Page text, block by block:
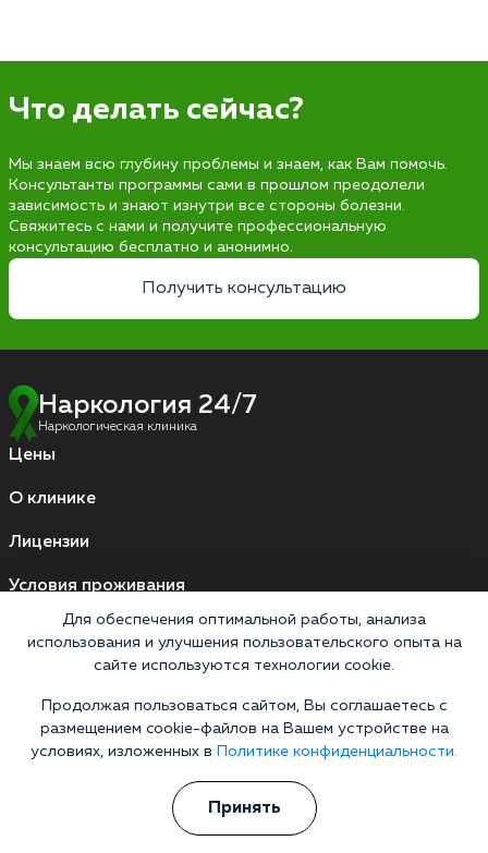
Что делать сейчас?
Мы знаем всю глубину проблемы и знаем, как Вам помочь.
Консультанты программы сами в прошлом преодолели
зависимость и знают изнутри все стороны болезни.
Свяжитесь с нами и получите профессиональную
консультацию бесплатно и анонимно.
Получить консультацию
Наркология 24/7
Наркологическая клиника
Цены
О клинике
Лицензии
Условия проживания
Работаем по стандартам
Мы принимаем к оплате
Для обеспечения оптимальной работы, анализа
использования и улучшения пользовательского опыта на
сайте используются технологии cookie.
Продолжая пользоваться сайтом, Вы соглашаетесь с
размещением cookie-файлов на Вашем устройстве на
условиях, изложенных в
Политике конфиденциальности.
Принять